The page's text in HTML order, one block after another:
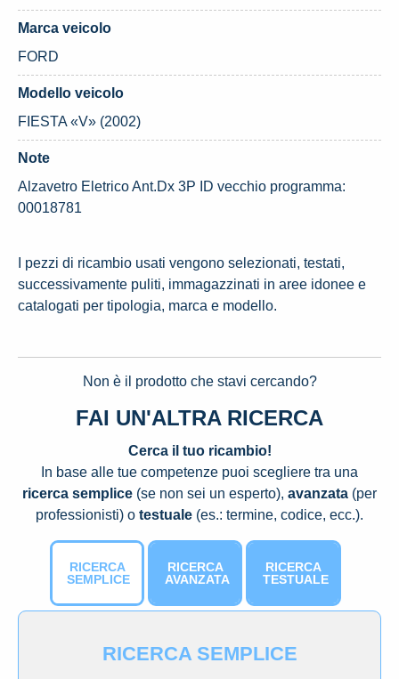
Marca veicolo
FORD
Modello veicolo
FIESTA «V» (2002)
Note
Alzavetro Eletrico Ant.Dx 3P ID vecchio programma:
00018781
I pezzi di ricambio usati vengono selezionati, testati,
successivamente puliti, immagazzinati in aree idonee e
catalogati per tipologia, marca e modello.
Non è il prodotto che stavi cercando?
FAI UN'ALTRA RICERCA
Cerca il tuo ricambio!
In base alle tue competenze puoi scegliere tra una
ricerca semplice (se non sei un esperto), avanzata (per
professionisti) o testuale (es.: termine, codice, ecc.).
RICERCA
SEMPLICE
RICERCA
AVANZATA
RICERCA
TESTUALE
RICERCA SEMPLICE